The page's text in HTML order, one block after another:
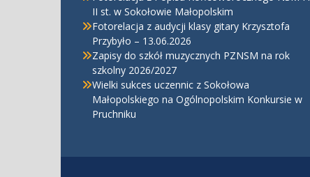
II st. w Sokołowie Małopolskim
Fotorelacja z audycji klasy gitary Krzysztofa
Przybyło – 13.06.2026
Zapisy do szkół muzycznych PZNSM na rok
szkolny 2026/2027
Wielki sukces uczennic z Sokołowa
Małopolskiego na Ogólnopolskim Konkursie w
Pruchniku